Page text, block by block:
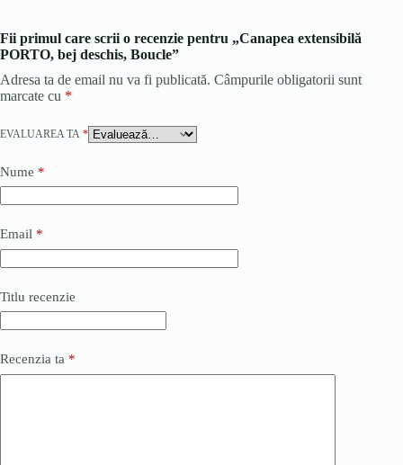
Fii primul care scrii o recenzie pentru „Canapea extensibilă
PORTO, bej deschis, Boucle”
Adresa ta de email nu va fi publicată. Câmpurile obligatorii sunt
marcate cu *
EVALUAREA TA *
Nume *
Email *
Titlu recenzie
Recenzia ta *